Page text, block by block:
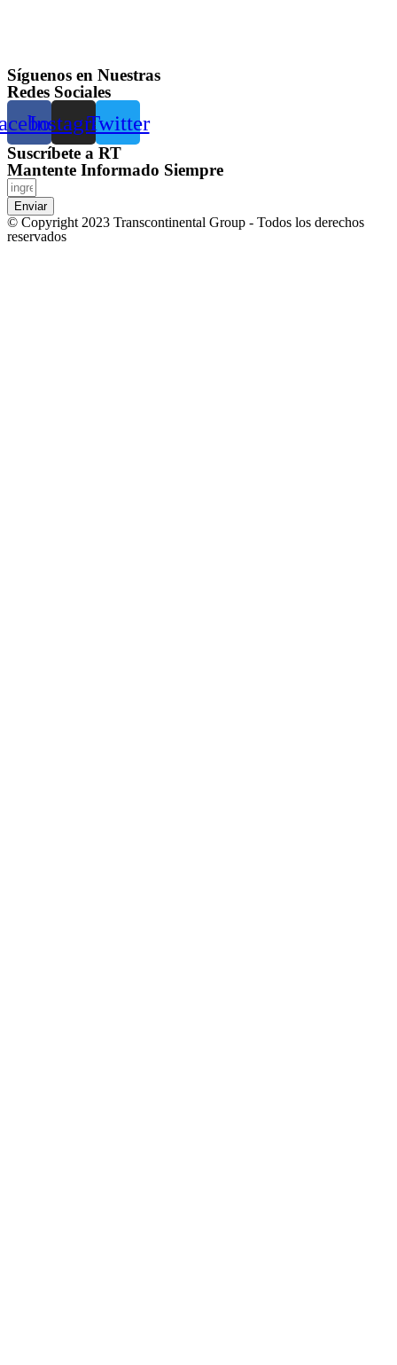
Síguenos en Nuestras
Redes Sociales
InstagramTwitter
Suscríbete a RT
Mantente Informado Siempre
Enviar
© Copyright 2023 Transcontinental Group - Todos los derechos
reservados